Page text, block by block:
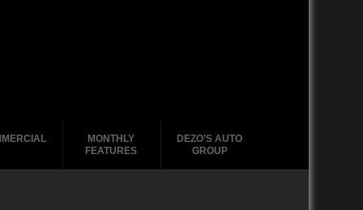
MONTHLY
FEATURES
DEZO’S AUTO
GROUP